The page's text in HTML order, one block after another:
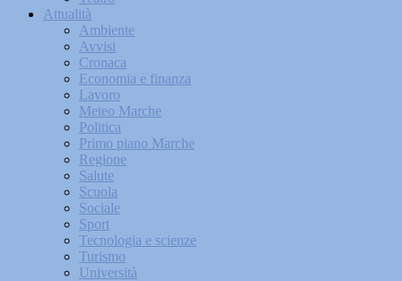
Attualità
Ambiente
Avvisi
Cronaca
Economia e finanza
Lavoro
Meteo Marche
Politica
Primo piano Marche
Regione
Salute
Scuola
Sociale
Sport
Tecnologia e scienze
Turismo
Università